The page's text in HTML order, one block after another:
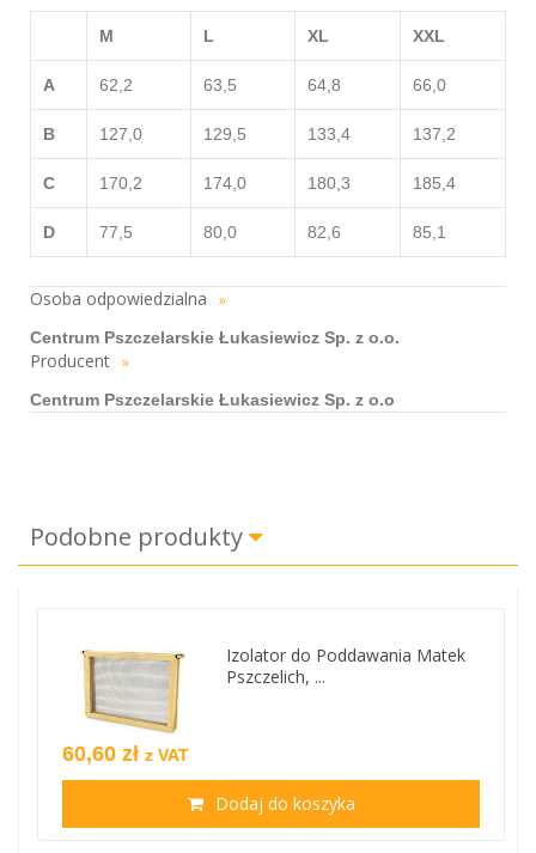
M L XL XXL
A 62,2 63,5 64,8 66,0
B 127,0 129,5 133,4 137,2
C 170,2 174,0 180,3 185,4
D 77,5 80,0 82,6 85,1
Osoba odpowiedzialna »
Centrum Pszczelarskie Łukasiewicz Sp. z o.o.
Producent »
Centrum Pszczelarskie Łukasiewicz Sp. z o.o
Podobne produkty
Izolator do Poddawania Matek
Pszczelich, ...
60,60 zł z VAT
Dodaj do koszyka